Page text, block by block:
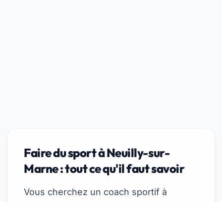
Faire du sport à Neuilly-sur-
Marne : tout ce qu'il faut savoir
Vous cherchez un coach sportif à